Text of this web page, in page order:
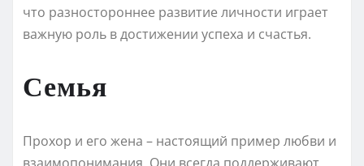
что разностороннее развитие личности играет
важную роль в достижении успеха и счастья.
Семья
Прохор и его жена – настоящий пример любви и